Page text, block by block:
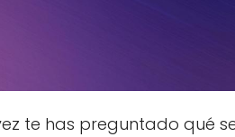
te has preguntado qué